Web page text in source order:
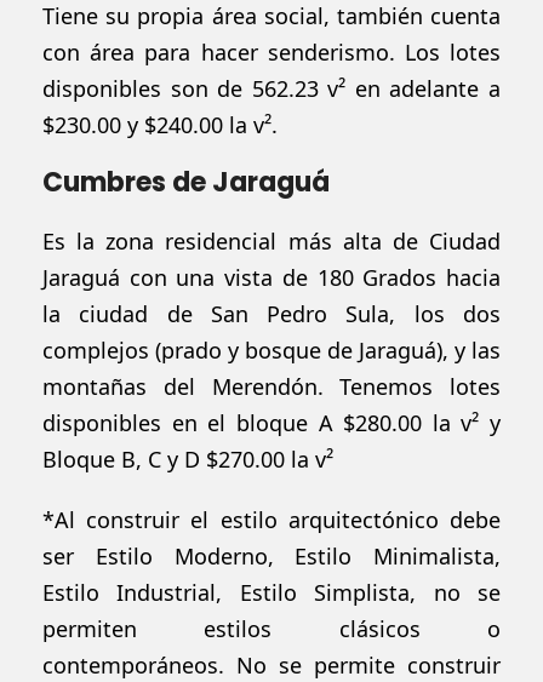
Tiene su propia área social, también cuenta
conárea para hacer senderismo. Los lotes
disponibles son de 562.23 v² en adelante a
$230.00 y $240.00 la v².
Cumbres de Jaraguá
Es la zona residencial más alta de Ciudad
Jaraguá con una vista de 180 Grados hacia
la ciudad de San Pedro Sula, los dos
complejos (prado y bosque de Jaraguá), y las
montañas del Merendón. Tenemos lotes
disponibles en el bloque A $280.00 la v² y
Bloque B, C y D $270.00 la v²
*Al construir el estilo arquitectónico debe
ser Estilo Moderno, Estilo Minimalista,
Estilo Industrial, Estilo Simplista, no se
permiten estilos clásicos o
contemporáneos. No se permite construir